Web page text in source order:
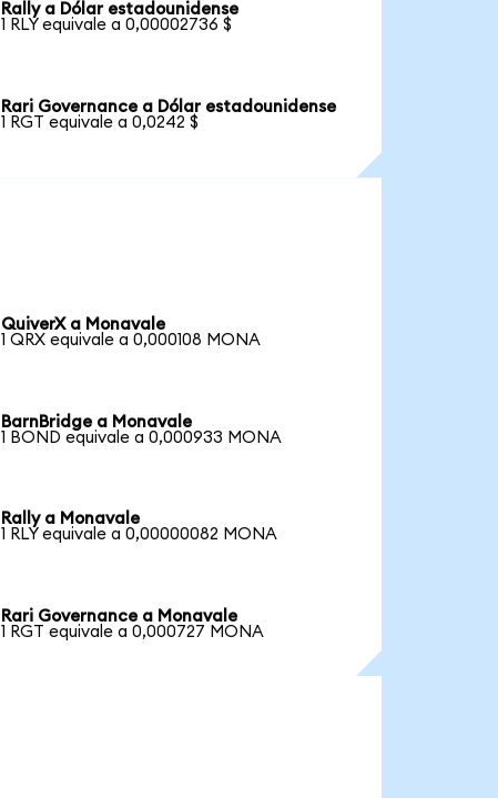
Rally a Dólar estadounidense
1 RLY equivale a 0,00002736 $
Rari Governance a Dólar estadounidense
1 RGT equivale a 0,0242 $
QuiverX a Monavale
1 QRX equivale a 0,000108 MONA
BarnBridge a Monavale
1 BOND equivale a 0,000933 MONA
Rally a Monavale
1 RLY equivale a 0,00000082 MONA
Rari Governance a Monavale
1 RGT equivale a 0,000727 MONA